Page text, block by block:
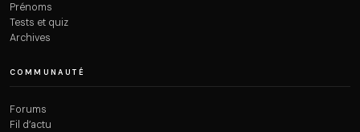
Prénoms
Tests et quiz
Archives
COMMUNAUTÉ
Forums
Fil d’actu